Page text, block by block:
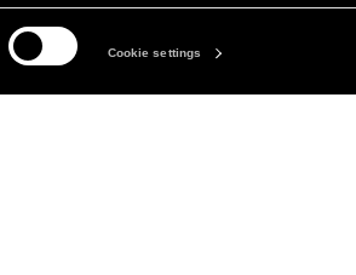
Cookie settings
THE COMPANY
ABOUT